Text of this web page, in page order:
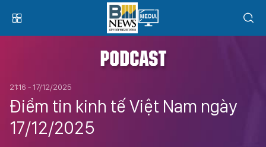
PODCAST
21:16 - 17/12/2025
Điểm tin kinh tế Việt Nam ngày
17/12/2025